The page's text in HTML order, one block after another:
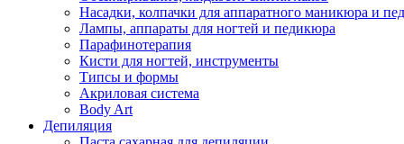
Насадки, колпачки для аппаратного маникюра и
Лампы, аппараты для ногтей и педикюра
Парафинотерапия
Кисти для ногтей, инструменты
Типсы и формы
Акриловая система
Body Art
Депиляция